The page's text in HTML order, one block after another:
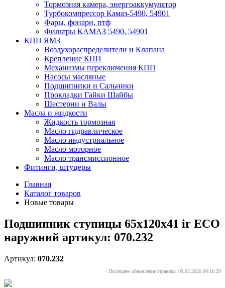
Тормозная камера, энергоаккумулятор
Турбокомпрессор Камаз-5490, 54901
Фары, фонари, птф
Фильтры КАМАЗ 5490, 54901
КПП ЯМЗ
Воздухораспределители и Клапана
Крепление КПП
Механизмы переключения КПП
Насосы масляные
Подшипники и Сальники
Прокладки Гайки Шайбы
Шестерни и Валы
Масла и жидкости
Жидкость тормозная
Масло гидравлическое
Масло индустриальное
Масло моторное
Масло трансмиссионное
Фитинги, штуцеры
Главная
Каталог товаров
Новые товары
Подшипник ступицы 65x120x41 ir ECO
наружний артикул: 070.232
Артикул: 070.232
Последнее обновление страницы 09.05.2026 06:16:39